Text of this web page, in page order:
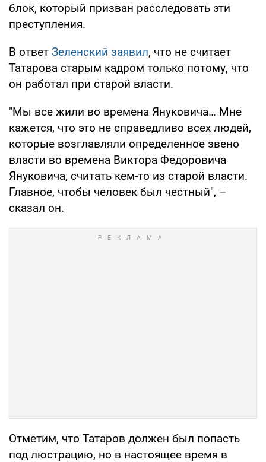
блок, который призван расследовать эти
преступления.
В ответ Зеленский заявил, что не считает
Татарова старым кадром только потому, что
он работал при старой власти.
"Мы все жили во времена Януковича… Мне
кажется, что это не справедливо всех людей,
которые возглавляли определенное звено
власти во времена Виктора Федоровича
Януковича, считать кем-то из старой власти.
Главное, чтобы человек был честный", –
сказал он.
Отметим, что Татаров должен был попасть
под люстрацию, но в настоящее время в